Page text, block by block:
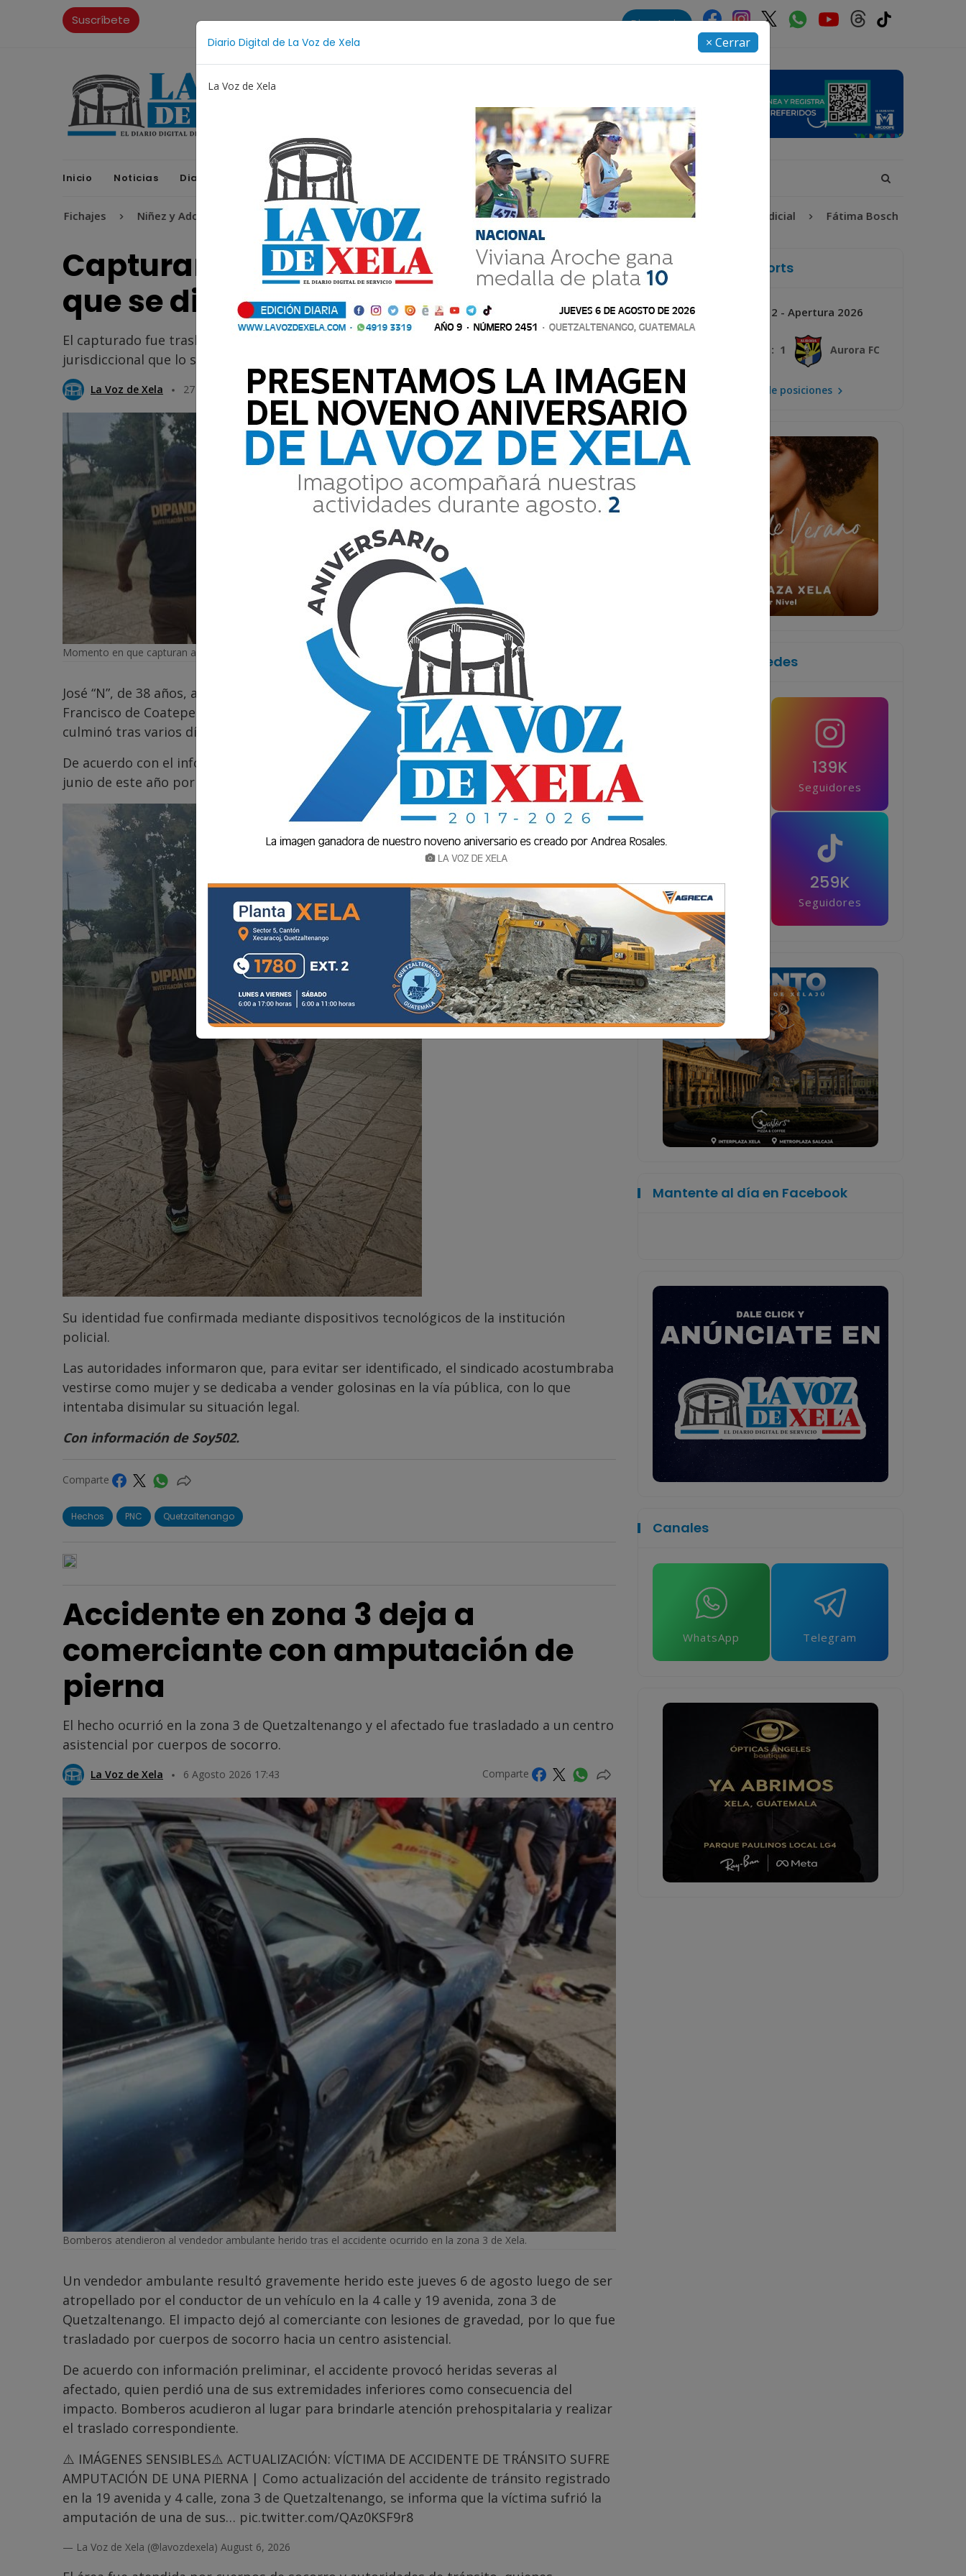
Diario Digital de La Voz de Xela × Cerrar
La Voz de Xela
Suscríbete Directorio
Inicio Noticias Diario Digital Opiniones La Voz de Xela Sports Contáctanos LA VOZ 25
Niñez y Adolescencia Protección Infantil Festival de Bandas 2026 Proceso Judicial Fátima Bosch Desaparecida
Capturan a presunto extorsionista
que se disfrazaba de mujer
El capturado fue trasladado hacia Amatitlán y puesto a disposición del órgano
jurisdiccional que lo solicitaba.
La Voz de Xela 27 Agosto 2025 10:44 Comparte
Momento en que capturan a alias
José “N”, de 38 años, alias "la flaka", fue detenido en el callejón Las Pilas, barrio San
Francisco de Coatepeque, Quetzaltenango, durante un operativo de seguimiento que
culminó tras varios días de vigilancia por parte de la Policía Nacional Civil (PNC).
De acuerdo con el informe policial, un juzgado de Amatitlán lo requería desde el 10 de
junio de este año por el delito de extorsión.
Su identidad fue confirmada mediante dispositivos tecnológicos de la institución
policial.
Las autoridades informaron que, para evitar ser identificado, el sindicado acostumbraba
vestirse como mujer y se dedicaba a vender golosinas en la vía pública, con lo que
intentaba disimular su situación legal.
Con información de Soy502.
Comparte
Hechos PNC Quetzaltenango
Accidente en zona 3 deja a
comerciante con amputación de
pierna
El hecho ocurrió en la zona 3 de Quetzaltenango y el afectado fue trasladado a un centro
asistencial por cuerpos de socorro.
La Voz de Xela 6 Agosto 2026 17:43 Comparte
Bomberos atendieron al vendedor ambulante herido tras el accidente ocurrido en la zona 3 de Xela.
Un vendedor ambulante resultó gravemente herido este jueves 6 de agosto luego de ser
atropellado por el conductor de un vehículo en la 4 calle y 19 avenida, zona 3 de
Quetzaltenango. El impacto dejó al comerciante con lesiones de gravedad, por lo que fue
trasladado por cuerpos de socorro hacia un centro asistencial.
De acuerdo con información preliminar, el accidente provocó heridas severas al
afectado, quien perdió una de sus extremidades inferiores como consecuencia del
impacto. Bomberos acudieron al lugar para brindarle atención prehospitalaria y realizar
el traslado correspondiente.
⚠️ IMÁGENES SENSIBLES⚠️ ACTUALIZACIÓN: VÍCTIMA DE ACCIDENTE DE TRÁNSITO SUFRE
AMPUTACIÓN DE UNA PIERNA | Como actualización del accidente de tránsito registrado
en la 19 avenida y 4 calle, zona 3 de Quetzaltenango, se informa que la víctima sufrió la
amputación de una de sus… pic.twitter.com/QAz0KSF9r8
— La Voz de Xela (@lavozdexela) August 6, 2026
La Voz de Xela Sports
Próximo Jornada 2 - Apertura 2026
3 : 1 Aurora FC
Mira la tabla de posiciones
Síguenos en las redes
139K
Seguidores
42.5K
Seguidores
259K
Seguidores
Mantente al día en Facebook
Canales
WhatsApp Telegram